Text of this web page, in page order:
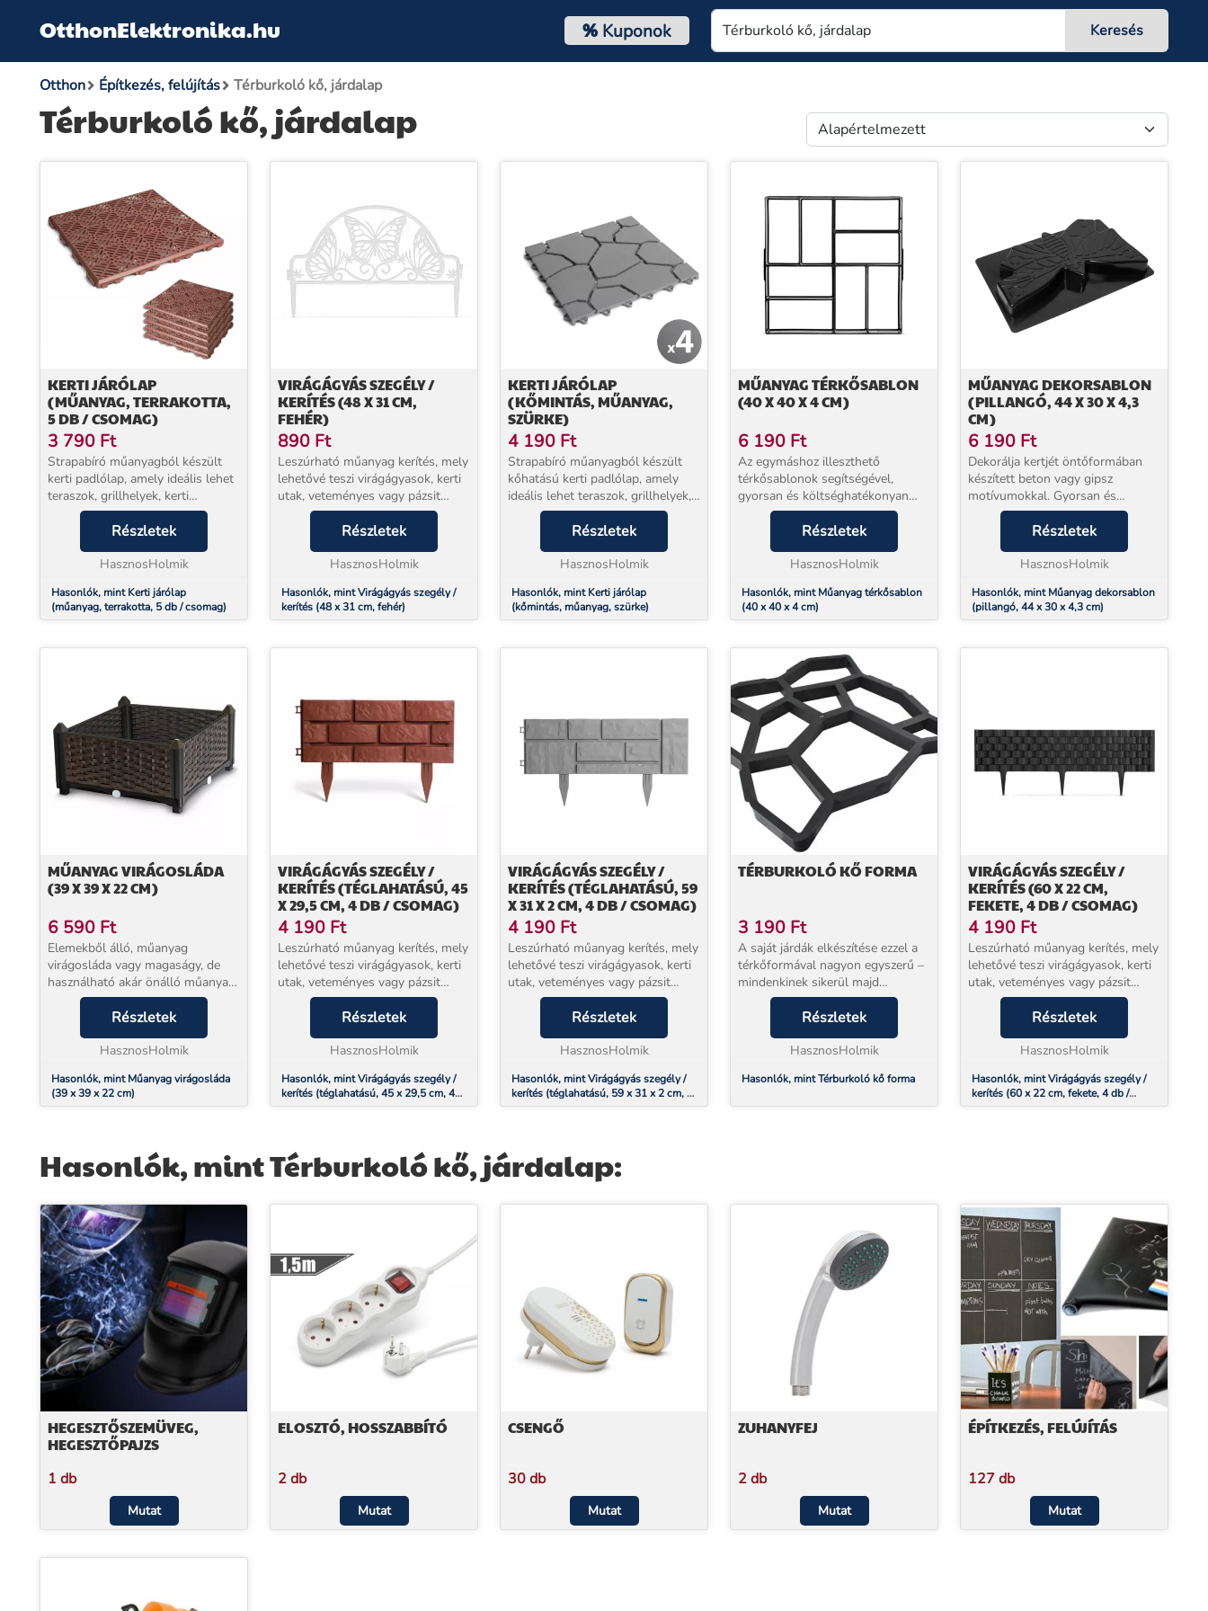
OtthonElektronika.hu %Kuponok
Otthon Építkezés, felújítás Térburkoló kő, járdalap
Térburkoló kő, járdalap
KERTI JÁRÓLAP
(MŰANYAG, TERRAKOTTA,
5 DB / CSOMAG)
3 790 Ft
Strapabíró műanyagból készült
kerti padlólap, amely ideális lehet
teraszok, grillhelyek, kerti
ösvények, verandák burkolására.
Rugalmas anyagának
köszönhetően felveszi a
földfelszín formáját, kiváló ü...
Részletek
HasznosHolmik
Hasonlók, mint Kerti járólap
(műanyag, terrakotta, 5 db / csomag)
VIRÁGÁGYÁS SZEGÉLY /
KERÍTÉS (48 X 31 CM,
FEHÉR)
890 Ft
Leszúrható műanyag kerítés, mely
lehetővé teszi virágágyasok, kerti
utak, veteményes vagy pázsit
elhatárolását. Pillangó mintával
műanyag kerítés Igényes, esztét...
Részletek
HasznosHolmik
Hasonlók, mint Virágágyás szegély /
kerítés (48 x 31 cm, fehér)
KERTI JÁRÓLAP
(KŐMINTÁS, MŰANYAG,
SZÜRKE)
4 190 Ft
Strapabíró műanyagból készült
kőhatású kerti padlólap, amely
ideális lehet teraszok, grillhelyek,
kerti ösvények, verandák
burkolására. A kőhatású design
jól illeszkedik bármelyik kertbe,
természetbe....
Részletek
HasznosHolmik
Hasonlók, mint Kerti járólap
(kőmintás, műanyag, szürke)
MŰANYAG TÉRKŐSABLON
(40 X 40 X 4 CM)
6 190 Ft
Az egymáshoz illeszthető
térkősablonok segítségével,
gyorsan és költséghatékonyan
varázsolhatja szebbé kertjét,
járdáját. Felejtse el a
hagyományos fából készült
zsaluzást, a műanyag sablon
Részletek
HasznosHolmik
Hasonlók, mint Műanyag térkősablon
(40 x 40 x 4 cm)
MŰANYAG DEKORSABLON
(PILLANGÓ, 44 X 30 X 4,3
CM)
6 190 Ft
Dekorálja kertjét öntőformában
készített beton vagy gipsz
motívumokkal. Gyorsan és
költséghatékony varázsolhatja
szebbé kertjét. Egyszerűen töltse
bele a betont a sablonba,
dolgozza el és hagyja, hogy...
Részletek
HasznosHolmik
Hasonlók, mint Műanyag dekorsablon
(pillangó, 44 x 30 x 4,3 cm)
MŰANYAG VIRÁGOSLÁDA
(39 X 39 X 22 CM)
6 590 Ft
Elemekből álló, műanyag
virágosláda vagy magaságy, de
használható akár önálló műanyag
kerítésként is. Az elemek tetszés
szerint alakíthatóak és egymáshoz
fűzhetőek. Több készlet esetén
akár magasabb, ...
Részletek
HasznosHolmik
Hasonlók, mint Műanyag virágosláda
(39 x 39 x 22 cm)
VIRÁGÁGYÁS SZEGÉLY /
KERÍTÉS (TÉGLAHATÁSÚ, 45
X 29,5 CM, 4 DB / CSOMAG)
4 190 Ft
Leszúrható műanyag kerítés, mely
lehetővé teszi virágágyasok, kerti
utak, veteményes vagy pázsit
elhatárolását. A téglafal dizájn jól
mutat bármely kertben, a
terrakotta szín kiválóan
harmonizál a ter...
Részletek
HasznosHolmik
Hasonlók, mint Virágágyás szegély /
kerítés (téglahatású, 45 x 29,5 cm, 4
db / csomag)
VIRÁGÁGYÁS SZEGÉLY /
KERÍTÉS (TÉGLAHATÁSÚ, 59
X 31 X 2 CM, 4 DB / CSOMAG)
4 190 Ft
Leszúrható műanyag kerítés, mely
lehetővé teszi virágágyasok, kerti
utak, veteményes vagy pázsit
elhatárolását. A téglafal dizájn jól
mutat bármely kertben. Szürke
színű, erős műanyag kerítés
Részletek
HasznosHolmik
Hasonlók, mint Virágágyás szegély /
kerítés (téglahatású, 59 x 31 x 2 cm, 4
db / csomag)
TÉRBURKOLÓ KŐ FORMA
3 190 Ft
A saját járdák elkészítése ezzel a
térkőformával nagyon egyszerű –
mindenkinek sikerül majd
használnia, és a végső hatás
lenyűgöző lesz. Csak elő kell
készíteni a felületet simítással,
cementkeveréket...
Részletek
HasznosHolmik
Hasonlók, mint Térburkoló kő forma
VIRÁGÁGYÁS SZEGÉLY /
KERÍTÉS (60 X 22 CM,
FEKETE, 4 DB / CSOMAG)
4 190 Ft
Leszúrható műanyag kerítés, mely
lehetővé teszi virágágyasok, kerti
utak, veteményes vagy pázsit
elhatárolását. A modern
megjelenésű, rattan hatású dizájn
jól mutat bármely kertben és
kiválóan harmoni...
Részletek
HasznosHolmik
Hasonlók, mint Virágágyás szegély /
kerítés (60 x 22 cm, fekete, 4 db /
csomag)
Hasonlók, mint Térburkoló kő, járdalap:
HEGESZTŐSZEMÜVEG,
HEGESZTŐPAJZS
1 db
Mutat
ELOSZTÓ, HOSSZABBÍTÓ
2 db
Mutat
CSENGŐ
30 db
Mutat
ZUHANYFEJ
2 db
Mutat
ÉPÍTKEZÉS, FELÚJÍTÁS
127 db
Mutat